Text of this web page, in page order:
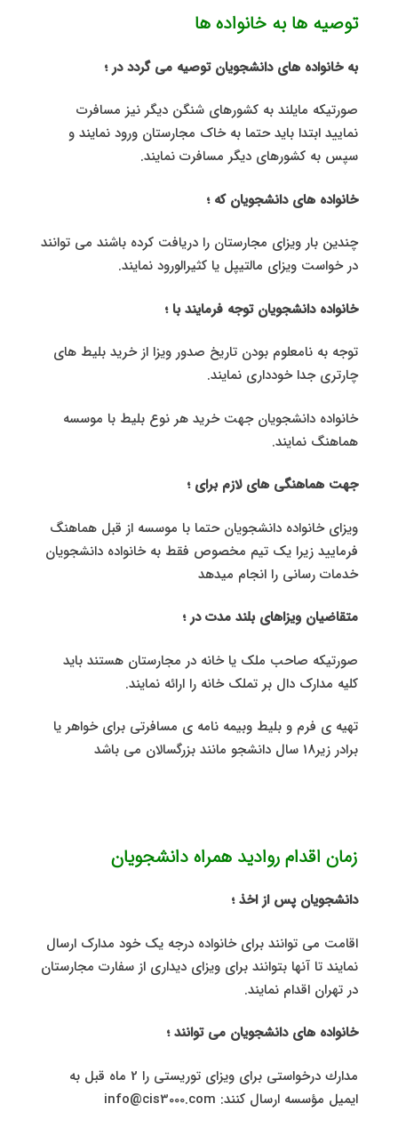
توصیه ها به خانواده ها
به خانواده های دانشجویان توصیه می گردد در ؛
صورتیکه مایلند به کشورهای شنگن دیگر نیز مسافرت
نمایید ابتدا باید حتما به خاک مجارستان ورود نمایند و
سپس به کشورهای دیگر مسافرت نمایند.
خانواده های دانشجویان که ؛
چندین بار ویزای مجارستان را دریافت کرده باشند می توانند
در خواست ویزای مالتیپل یا کثیرالورود نمایند.
خانواده دانشجویان توجه فرمایند با ؛
توجه به نامعلوم بودن تاریخ صدور ویزا از خرید بلیط های
چارتری جدا خودداری نمایند.
خانواده دانشجویان جهت خرید هر نوع بلیط با موسسه
هماهنگ نمایند.
جهت هماهنگی های لازم برای ؛
ویزای خانواده دانشجویان حتما با موسسه از قبل هماهنگ
فرمایید زیرا یک تیم مخصوص فقط به خانواده دانشجویان
خدمات رسانی را انجام میدهد
متقاضیان ویزاهای بلند مدت در ؛
صورتیکه صاحب ملک یا خانه در مجارستان هستند باید
کلیه مدارک دال بر تملک خانه را ارائه نمایند.
تهیه ی فرم و بلیط وبیمه نامه ی مسافرتی برای خواهر یا
برادر زیر18 سال دانشجو مانند بزرگسالان می باشد
زمان اقدام روادید همراه دانشجویان
دانشجویان پس از اخذ ؛
اقامت می توانند برای خانواده درجه یک خود مدارک ارسال
نمایند تا آنها بتوانند برای ویزای دیداری از سفارت مجارستان
در تهران اقدام نمایند.
خانواده های دانشجویان می توانند ؛
مدارك درخواستی برای ویزای توریستی را 2 ماه قبل به
ایمیل مؤسسه ارسال كنند: info@cis3000.com